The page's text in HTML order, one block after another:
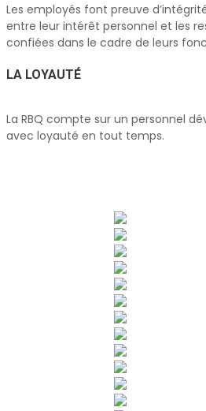
Les employés font preuve
entre leur intérêt personnel et les
confiées dans le cadre de leurs
LA LOYAUTÉ
La RBQ compte sur un personnel
avec loyauté en tout temps.